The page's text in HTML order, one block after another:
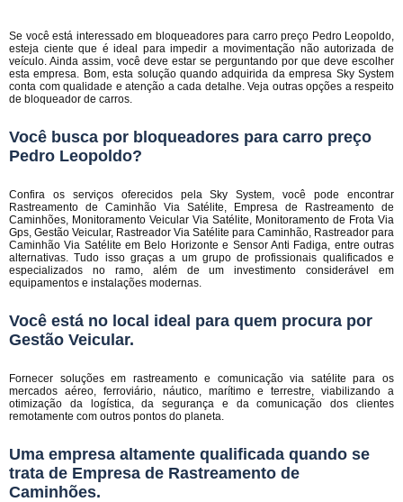
Se você está interessado em bloqueadores para carro preço Pedro Leopoldo,
esteja ciente que é ideal para impedir a movimentação não autorizada de
veículo. Ainda assim, você deve estar se perguntando por que deve escolher
esta empresa. Bom, esta solução quando adquirida da empresa Sky System
conta com qualidade e atenção a cada detalhe. Veja outras opções a respeito
de bloqueador de carros.
Você busca por bloqueadores para carro preço
Pedro Leopoldo?
Confira os serviços oferecidos pela Sky System, você pode encontrar
Rastreamento de Caminhão Via Satélite, Empresa de Rastreamento de
Caminhões, Monitoramento Veicular Via Satélite, Monitoramento de Frota Via
Gps, Gestão Veicular, Rastreador Via Satélite para Caminhão, Rastreador para
Caminhão Via Satélite em Belo Horizonte e Sensor Anti Fadiga, entre outras
alternativas. Tudo isso graças a um grupo de profissionais qualificados e
especializados no ramo, além de um investimento considerável em
equipamentos e instalações modernas.
Você está no local ideal para quem procura por
Gestão Veicular.
Fornecer soluções em rastreamento e comunicação via satélite para os
mercados aéreo, ferroviário, náutico, marítimo e terrestre, viabilizando a
otimização da logística, da segurança e da comunicação dos clientes
remotamente com outros pontos do planeta.
Uma empresa altamente qualificada quando se
trata de Empresa de Rastreamento de
Caminhões.